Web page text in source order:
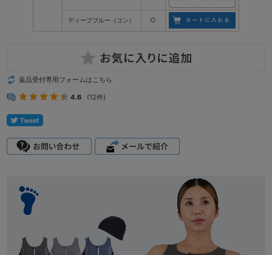
ディープブルー（コン） ○
返品受付専用フォームはこちら
4.6 (12件)